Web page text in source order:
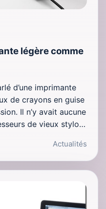
légère comme
d’une imprimante
de crayons en guise
Il n’y avait aucune
de vieux stylo…
Actualités